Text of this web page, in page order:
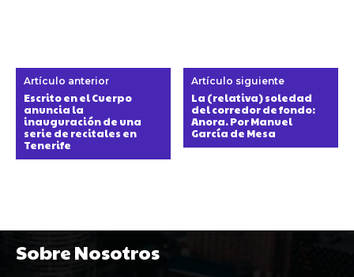
Artículo anterior
Escrito en el Cuerpo
anuncia la
inauguración de una
serie de recitales en
Tenerife
Artículo siguiente
La (relativa) soledad
del corredor de fondo:
Anora. Por Manuel
García de Mesa
Sobre Nosotros